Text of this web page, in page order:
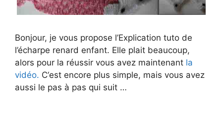
Bonjour, je vous propose l’Explication tuto de
l’écharpe renard enfant. Elle plait beaucoup,
alors pour la réussir vous avez maintenant la
vidéo. C‘est encore plus simple, mais vous avez
aussi le pas à pas qui suit …